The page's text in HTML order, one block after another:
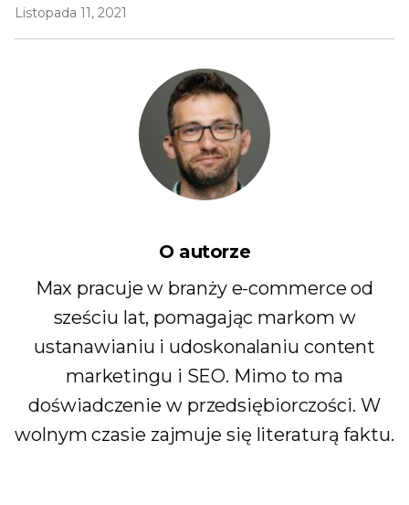
Listopada 11, 2021
O autorze
Max pracuje w branży e-commerce od
sześciu lat, pomagając markom w
ustanawianiu i udoskonalaniu content
marketingu i SEO. Mimo to ma
doświadczenie w przedsiębiorczości. W
wolnym czasie zajmuje się literaturą faktu.